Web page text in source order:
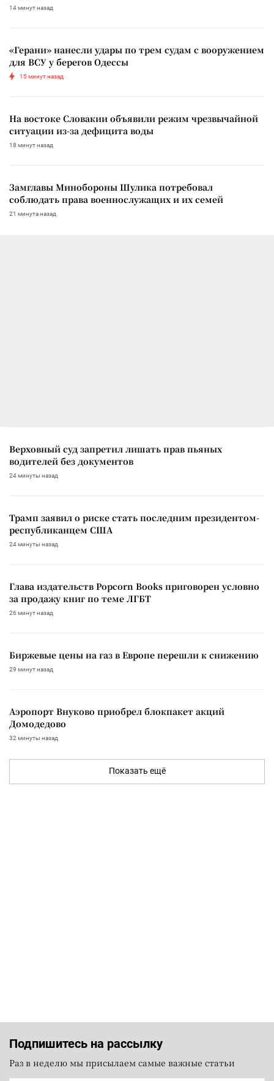
14 минут назад
«Герани» нанесли удары по трем судам с вооружением
для ВСУ у берегов Одессы
15 минут назад
На востоке Словакии объявили режим чрезвычайной
ситуации из-за дефицита воды
18 минут назад
Замглавы Минобороны Шулика потребовал
соблюдать права военнослужащих и их семей
21 минута назад
Верховный суд запретил лишать прав пьяных
водителей без документов
24 минуты назад
Трамп заявил о риске стать последним президентом-
республиканцем США
24 минуты назад
Глава издательств Popcorn Books приговорен условно
за продажу книг по теме ЛГБТ
26 минут назад
Биржевые цены на газ в Европе перешли к снижению
29 минут назад
Аэропорт Внуково приобрел блокпакет акций
Домодедово
32 минуты назад
Показать ещё
Подпишитесь на рассылку
Раз в неделю мы присылаем самые важные статьи